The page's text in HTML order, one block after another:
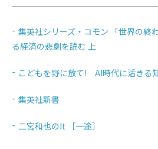
集英社シリーズ・コモン 「世界の
る経済の悲劇を読む 上
こどもを野に放て! AI時代に活きる
集英社新書
二宮和也のIt ［一途］